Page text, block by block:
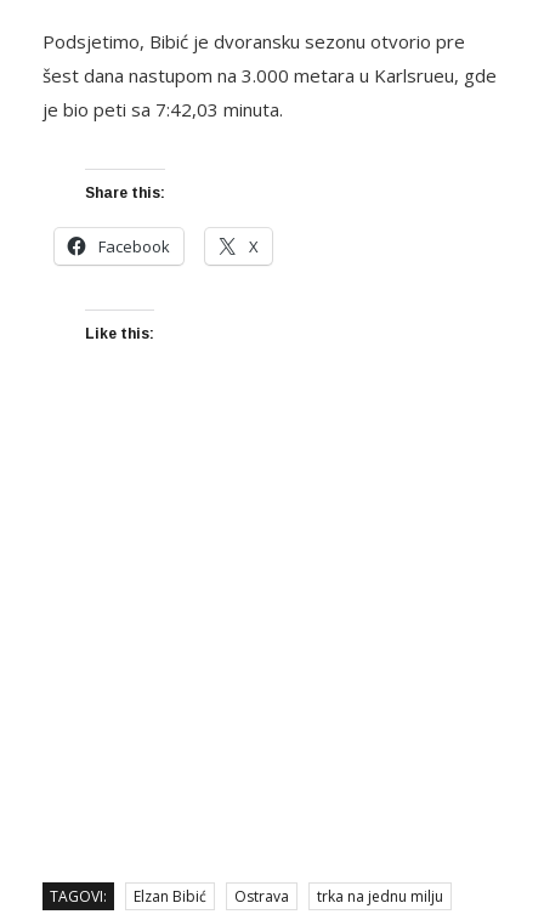
Podsjetimo, Bibić je dvoransku sezonu otvorio pre
šest dana nastupom na 3.000 metara u Karlsrueu, gde
je bio peti sa 7:42,03 minuta.
Share this:
Facebook X
Like this:
TAGOVI: Elzan Bibić Ostrava trka na jednu milju